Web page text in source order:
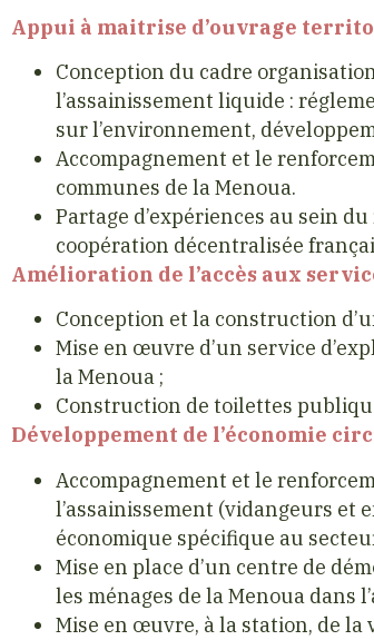
Appui à maitrise d’ouvrage
Conception du cadre
l’assainissement liquide :
sur l’environnement,
Accompagnement et le
communes de la Menoua.
Partage d’expériences au sein
coopération décentralisée
Amélioration de l’accès aux
Conception et la construction
Mise en œuvre d’un service
la Menoua ;
Construction de toilettes
Développement de l’économie
Accompagnement et le
l’assainissement (vidangeurs et
économique spécifique au
Mise en place d’un centre de
les ménages de la Menoua dans
Mise en œuvre, à la station, de la